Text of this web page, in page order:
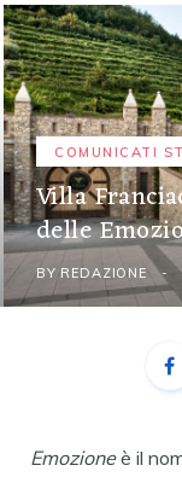
COMUNICATI
Villa
delle
BY REDAZIONE
Emozioneè il